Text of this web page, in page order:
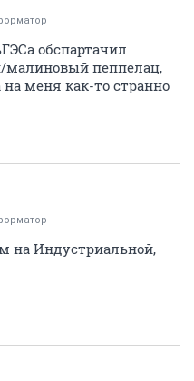
обспартачил
пеппелац,
меня как-то странно
на Индустриальной,